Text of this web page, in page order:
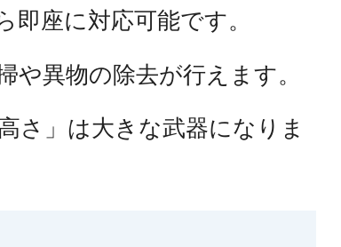
座に対応可能です。
異物の除去が行えます。
さ」は大きな武器になりま